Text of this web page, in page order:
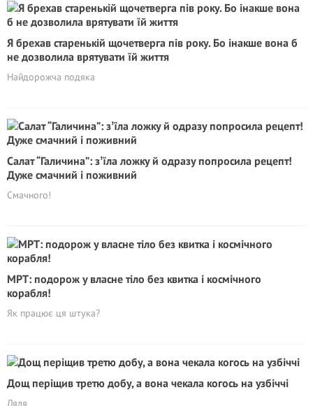
Я брехав старенькій щочетверга пів року. Бо інакше вона б
не дозволила врятувати їй життя
Найдорожча подяка
Салат “Галичина”: зʼїла ложку й одразу попросила рецепт!
Дуже смачний і поживний
Смачного!
МРТ: подорож у власне тіло без квитка і космічного
корабля!
Як працює ця штука?
Дощ періщив третю добу, а вона чекала когось на узбіччі
Ляля